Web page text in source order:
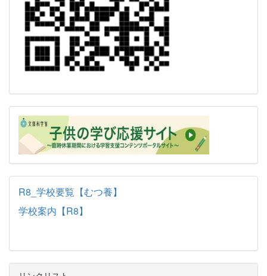
R8_学校要覧【むつ養】
学校案内【R8】